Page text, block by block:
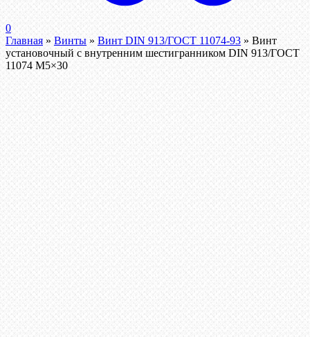
0
Главная » Винты » Винт DIN 913/ГОСТ 11074-93 » Винт
установочный с внутренним шестигранником DIN 913/ГОСТ
11074 М5×30